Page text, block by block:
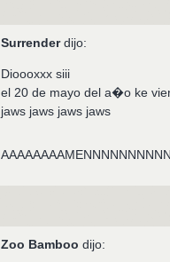
Surrenderdijo:
Dioooxxx siii
el 20 de mayo del a�o ke
jaws jaws jaws jaws
Zoo Bamboo dijo: